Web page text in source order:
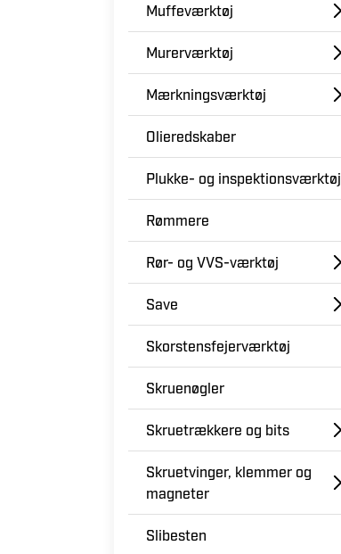
Muffeværktøj
Murerværktøj
Mærkningsværktøj
Olieredskaber
Plukke- og inspektionsværktøj
Rømmere
Rør- og VVS-værktøj
Save
Skorstensfejerværktøj
Skruenøgler
Skruetrækkere og bits
Skruetvinger, klemmer og
magneter
Slibesten